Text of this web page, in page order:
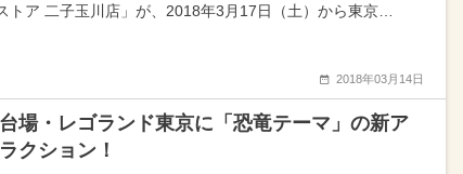
トア 二子玉川店」が、2018年3月17日（土）から東京…
2018年03月14日
場・レゴランド東京に「恐竜テーマ」の新ア
ラクション！